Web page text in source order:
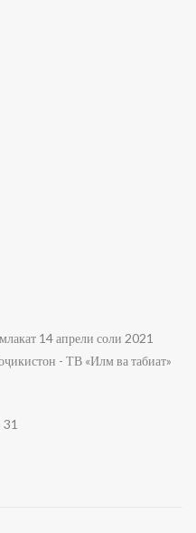
14 апрели соли 2021
- ТВ «Илм ва табиат»